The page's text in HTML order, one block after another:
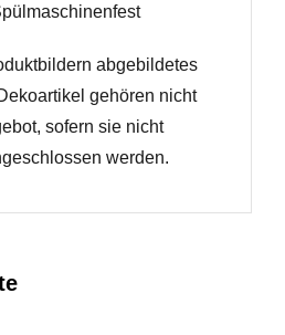
abgebildetes
gehören nicht
sofern sie nicht
werden.